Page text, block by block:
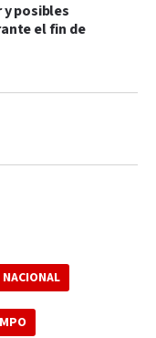
y posibles
el fin de